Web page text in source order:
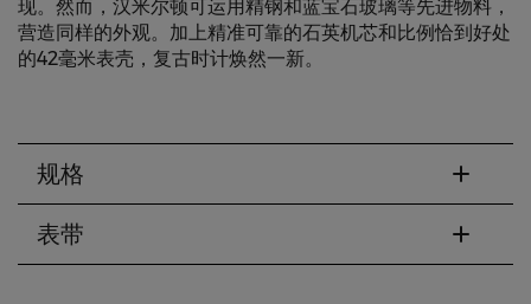
现。然而，汉米尔顿可运用精钢和蓝宝石玻璃等先进物料，
营造同样的外观。加上精准可靠的石英机芯和比例恰到好处
的42毫米表壳，复古时计焕然一新。
规格
表带